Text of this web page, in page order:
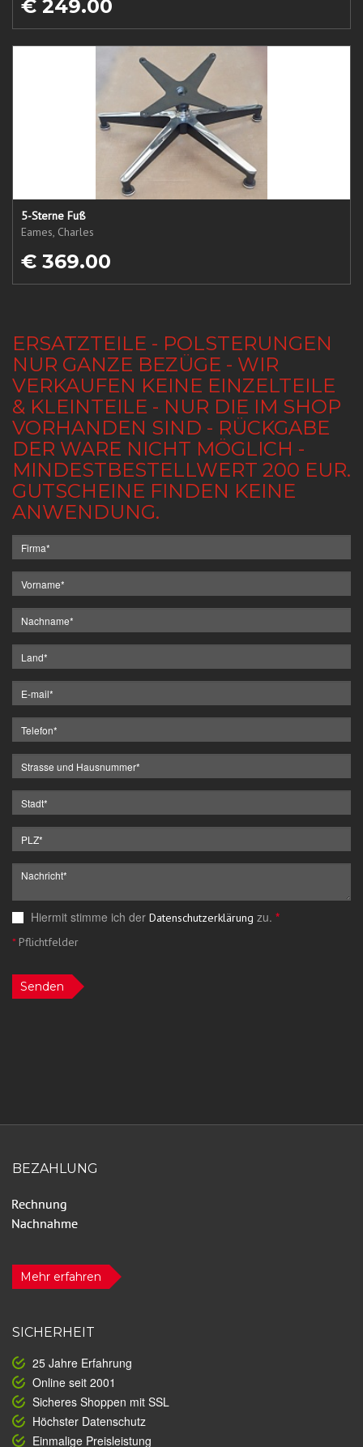
€ 249.00
5-Sterne Fuß
Eames, Charles
€ 369.00
ERSATZTEILE - POLSTERUNGEN
NUR GANZE BEZÜGE - WIR
VERKAUFEN KEINE EINZELTEILE
& KLEINTEILE - NUR DIE IM SHOP
VORHANDEN SIND - RÜCKGABE
DER WARE NICHT MÖGLICH -
MINDESTBESTELLWERT 200 EUR.
GUTSCHEINE FINDEN KEINE
ANWENDUNG.
Hiermit stimme ich der Datenschutzerklärung zu. *
*Pflichtfelder
Senden
BEZAHLUNG
Mehr erfahren
SICHERHEIT
25 Jahre Erfahrung
Online seit 2001
Sicheres Shoppen mit SSL
Höchster Datenschutz
Einmalige Preisleistung